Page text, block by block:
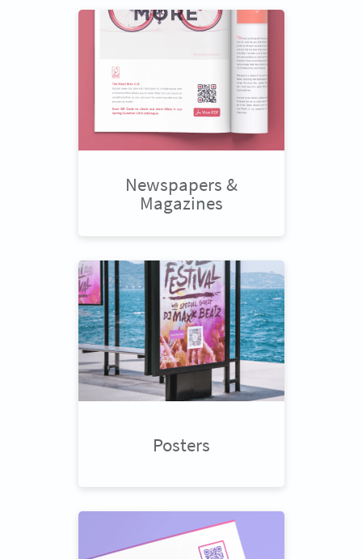
Newspapers &
Magazines
Posters